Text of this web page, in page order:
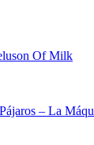
Of Milk